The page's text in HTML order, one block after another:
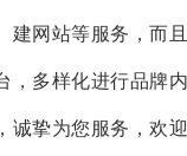
建网站等服务，而
，多样化进行品牌
诚挚为您服务，欢迎